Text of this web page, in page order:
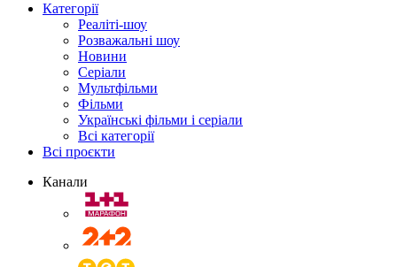
Категорії
Реаліті-шоу
Розважальні шоу
Новини
Серіали
Мультфільми
Фільми
Українські фільми і серіали
Всі категорії
Всі проєкти
Канали